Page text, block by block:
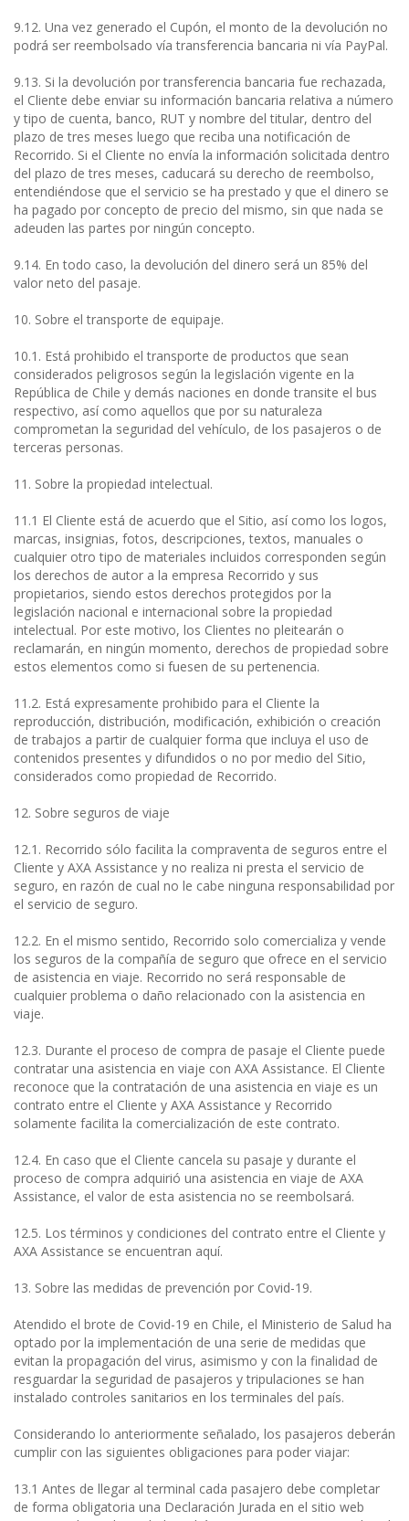
9.12. Una vez generado el Cupón, el monto de la devolución no
podrá ser reembolsado vía transferencia bancaria ni vía PayPal.
9.13. Si la devolución por transferencia bancaria fue rechazada,
el Cliente debe enviar su información bancaria relativa a número
y tipo de cuenta, banco, RUT y nombre del titular, dentro del
plazo de tres meses luego que reciba una notificación de
Recorrido. Si el Cliente no envía la información solicitada dentro
del plazo de tres meses, caducará su derecho de reembolso,
entendiéndose que el servicio se ha prestado y que el dinero se
ha pagado por concepto de precio del mismo, sin que nada se
adeuden las partes por ningún concepto.
9.14. En todo caso, la devolución del dinero será un 85% del
valor neto del pasaje.
10. Sobre el transporte de equipaje.
10.1. Está prohibido el transporte de productos que sean
considerados peligrosos según la legislación vigente en la
República de Chile y demás naciones en donde transite el bus
respectivo, así como aquellos que por su naturaleza
comprometan la seguridad del vehículo, de los pasajeros o de
terceras personas.
11. Sobre la propiedad intelectual.
11.1 El Cliente está de acuerdo que el Sitio, así como los logos,
marcas, insignias, fotos, descripciones, textos, manuales o
cualquier otro tipo de materiales incluidos corresponden según
los derechos de autor a la empresa Recorrido y sus
propietarios, siendo estos derechos protegidos por la
legislación nacional e internacional sobre la propiedad
intelectual. Por este motivo, los Clientes no pleitearán o
reclamarán, en ningún momento, derechos de propiedad sobre
estos elementos como si fuesen de su pertenencia.
11.2. Está expresamente prohibido para el Cliente la
reproducción, distribución, modificación, exhibición o creación
de trabajos a partir de cualquier forma que incluya el uso de
contenidos presentes y difundidos o no por medio del Sitio,
considerados como propiedad de Recorrido.
12. Sobre seguros de viaje
12.1. Recorrido sólo facilita la compraventa de seguros entre el
Cliente y AXA Assistance y no realiza ni presta el servicio de
seguro, en razón de cual no le cabe ninguna responsabilidad por
el servicio de seguro.
12.2. En el mismo sentido, Recorrido solo comercializa y vende
los seguros de la compañía de seguro que ofrece en el servicio
de asistencia en viaje. Recorrido no será responsable de
cualquier problema o daño relacionado con la asistencia en
viaje.
12.3. Durante el proceso de compra de pasaje el Cliente puede
contratar una asistencia en viaje con AXA Assistance. El Cliente
reconoce que la contratación de una asistencia en viaje es un
contrato entre el Cliente y AXA Assistance y Recorrido
solamente facilita la comercialización de este contrato.
12.4. En caso que el Cliente cancela su pasaje y durante el
proceso de compra adquirió una asistencia en viaje de AXA
Assistance, el valor de esta asistencia no se reembolsará.
12.5. Los términos y condiciones del contrato entre el Cliente y
AXA Assistance se encuentran aquí.
13. Sobre las medidas de prevención por Covid-19.
Atendido el brote de Covid-19 en Chile, el Ministerio de Salud ha
optado por la implementación de una serie de medidas que
evitan la propagación del virus, asimismo y con la finalidad de
resguardar la seguridad de pasajeros y tripulaciones se han
instalado controles sanitarios en los terminales del país.
Considerando lo anteriormente señalado, los pasajeros deberán
cumplir con las siguientes obligaciones para poder viajar:
13.1 Antes de llegar al terminal cada pasajero debe completar
de forma obligatoria una Declaración Jurada en el sitio web